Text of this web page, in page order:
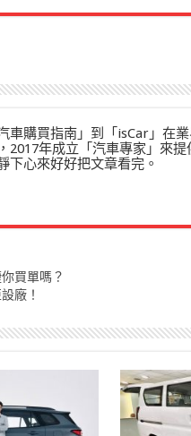
車購買指南」到「isCar」在
2017年成立「汽車專家」來
下心來好好把文章看完。
買單嗎？
廠！